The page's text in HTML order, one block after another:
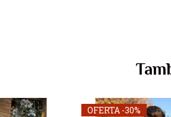
OFERTA -30%